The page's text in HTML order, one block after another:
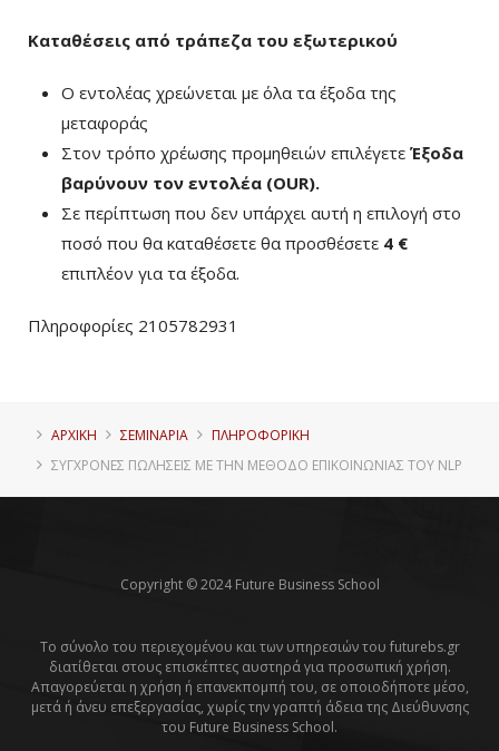
Καταθέσεις από τράπεζα του εξωτερικού
Ο εντολέας χρεώνεται με όλα τα έξοδα της
μεταφοράς
Στον τρόπο χρέωσης προμηθειών επιλέγετε Έξοδα
βαρύνουν τον εντολέα (ΟUR).
Σε περίπτωση που δεν υπάρχει αυτή η επιλογή στο
ποσό που θα καταθέσετε θα προσθέσετε 4 €
επιπλέον για τα έξοδα.
Πληροφορίες 2105782931
ΑΡΧΙΚΗ ΣΕΜΙΝΑΡΙΑ
ΠΛΗΡΟΦΟΡΙΚΉ
ΣΎΓΧΡΟΝΕΣ ΠΩΛΉΣΕΙΣ ΜΕ ΤΗΝ ΜΈΘΟΔΟ ΕΠΙΚΟΙΝΩΝΊΑΣ ΤΟΥ NLP
Copyright © 2024 Future Business School
Το σύνολο του περιεχομένου και των υπηρεσιών του futurebs.gr
διατίθεται στους επισκέπτες αυστηρά για προσωπική χρήση.
Απαγορεύεται η χρήση ή επανεκπομπή του, σε οποιοδήποτε μέσο,
μετά ή άνευ επεξεργασίας, χωρίς την γραπτή άδεια της Διεύθυνσης
του Future Business School.